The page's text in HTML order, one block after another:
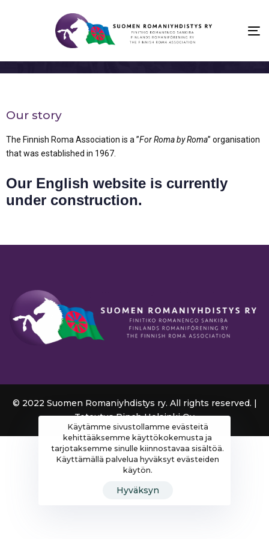
Our story
The Finnish Roma Association is a ”For Roma by Roma” organisation
that was established in 1967.
Our English website is currently
under construction.
© 2022 Suomen Romaniyhdistys ry. All rights reserved. |
ToteutusPinch Helsinki Oy
Käytämme sivustollamme evästeitä
kehittääksemme käyttökokemusta ja
tarjotaksemme sinulle kiinnostavaa sisältöä.
Käyttämällä palvelua hyväksyt evästeiden
käytön.
Hyväksyn